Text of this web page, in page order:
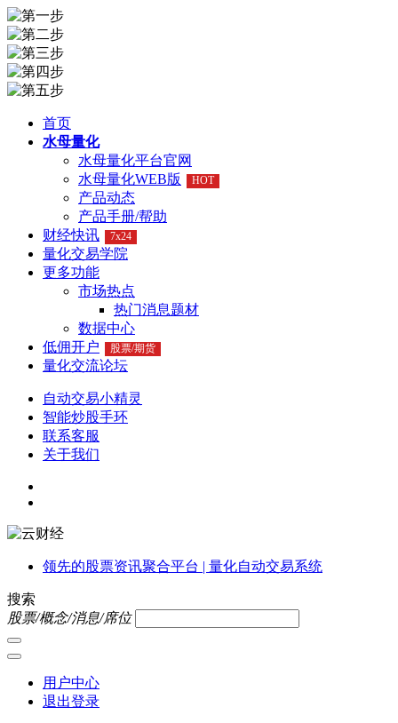
首页
水母量化
水母量化平台官网
水母量化WEB版
HOT
产品动态
产品手册/帮助
财经快讯
7x24
量化交易学院
更多功能
市场热点
热门消息题材
数据中心
低佣开户
股票/期货
量化交流论坛
自动交易小精灵
智能炒股手环
联系客服
关于我们
领先的股票资讯聚合平台 | 量化自动交易系统
搜索
股票/概念/消息/席位
用户中心
退出登录